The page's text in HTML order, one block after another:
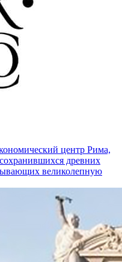
центр Рима,
древних
великолепную